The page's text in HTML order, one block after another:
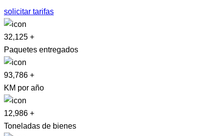
solicitar tarifas
32,125 +
Paquetes entregados
93,786 +
KM por año
12,986 +
Toneladas de bienes